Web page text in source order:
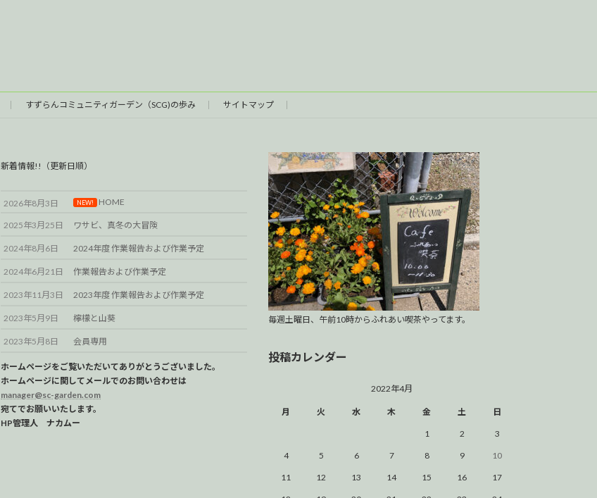
すずらんコミュニティガーデン（SCG)の歩み サイトマップ
新着情報!!（更新日順）
2026年8月3日 NEW! HOME
2025年3月25日 ワサビ、真冬の大冒険
2024年8月6日 2024年度 作業報告および作業予定
2024年6月21日 作業報告および作業予定
2023年11月3日 2023年度 作業報告および作業予定
2023年5月9日 檸檬と山葵
2023年5月8日 会員専用
ホームページをご覧いただいてありがとうございました。
ホームページに関してメールでのお問い合わせは
manager@sc-garden.com
宛てでお願いいたします。
HP管理人 ナカムー
毎週土曜日、午前10時からふれあい喫茶やってます。
投稿カレンダー
2022年4月
月 火 水 木 金 土 日
1 2 3
4 5 6 7 8 9 10
11 12 13 14 15 16 17